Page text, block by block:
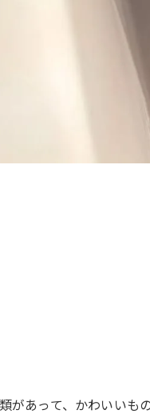
があって、かわいいも